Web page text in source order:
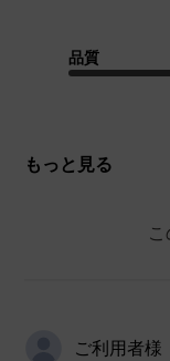
品質
もっと見る
ご利用者様